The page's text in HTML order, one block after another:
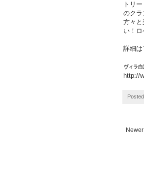
トリ
のクラ
方々と
い！
詳細は
ヴィラ白
http://